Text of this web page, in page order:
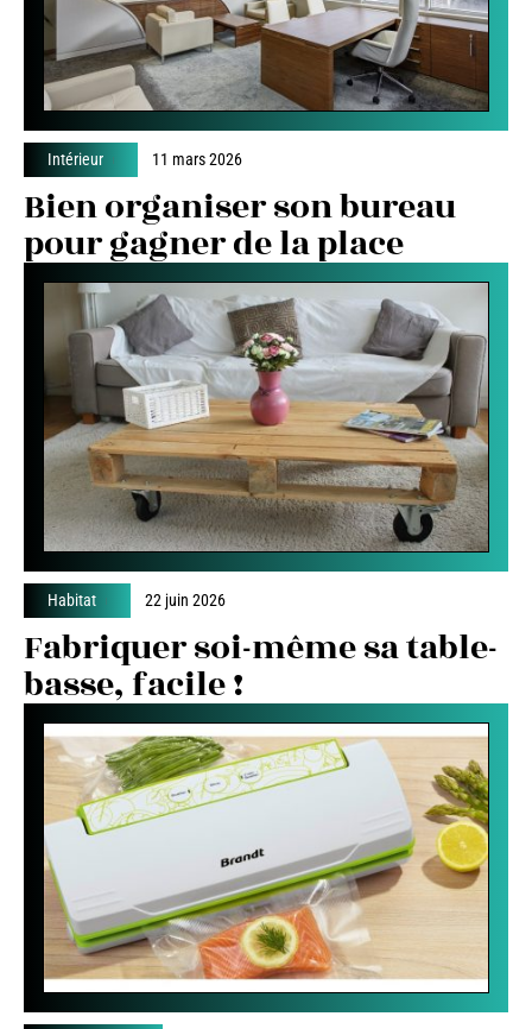
Intérieur 11 mars 2026
Bien organiser son bureau
pour gagner de la place
Habitat 22 juin 2026
Fabriquer soi-même sa table-
basse, facile !